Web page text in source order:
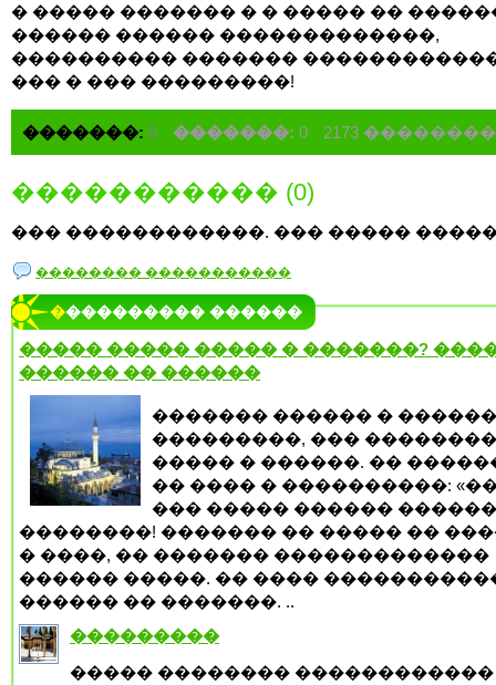
� ����� ������� � � ����� ��
������ ������ �������������,
���������� �������
��� � ��� ���������!
�������: 0 �������: 0 2173
����������� (0)
��� ������������. ��� �����
�������� �����������
���������� ������
����� ����� ����� � �������?
������ �� ������
������� ������ � ������
���������, ���
����� � ������. ��
�� ���� � ����������:
��� ����� ������
��������! ������� �� ����� ��
� ����, �� ������� �������������
������ �����. �� ����
������ �� �������. ..
���������
����� �������� ������������